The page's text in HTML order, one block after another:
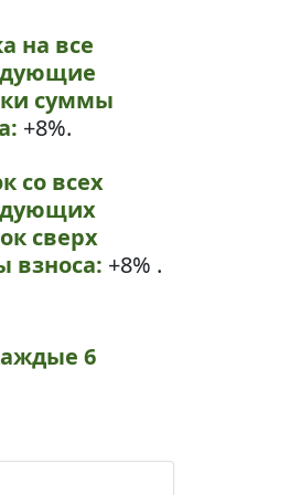
на все
суммы
+8%.
со всех
сверх
взноса: +8% .
6